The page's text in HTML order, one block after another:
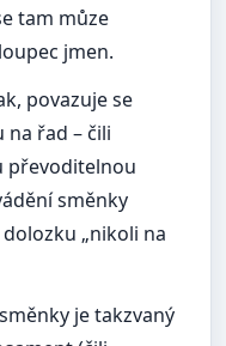
tam můze
jmen.
povazuje se
na řad – čili
převoditelnou
směnky
„nikoli na
je takzvaný